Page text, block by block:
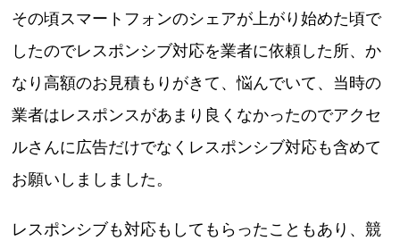
その頃スマートフォンのシェアが上がり始めた頃で
したのでレスポンシブ対応を業者に依頼した所、か
なり高額のお見積もりがきて、悩んでいて、当時の
業者はレスポンスがあまり良くなかったのでアクセ
ルさんに広告だけでなくレスポンシブ対応も含めて
お願いしましました。
レスポンシブも対応もしてもらったこともあり、競